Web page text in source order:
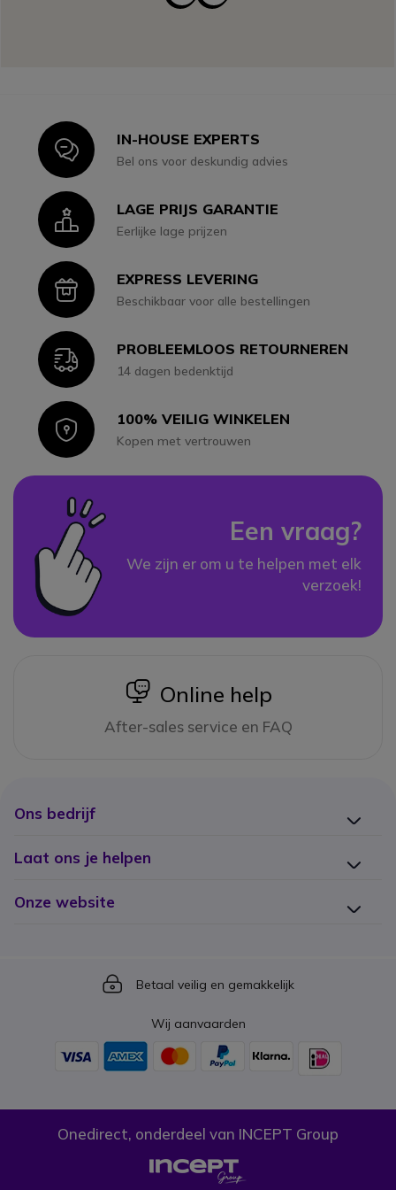
IconIN-HOUSE EXPERTS
Bel ons voor deskundig advies
IconLAGE PRIJS GARANTIE
Eerlijke lage prijzen
IconEXPRESS LEVERING
Beschikbaar voor alle bestellingen
IconPROBLEEMLOOS RETOURNEREN
14 dagen bedenktijd
Icon100% VEILIG WINKELEN
Kopen met vertrouwen
Een vraag?
We zijn er om u te helpen met elk
verzoek!
icon
Online help
After-sales service en FAQ
Ons bedrijf
Laat ons je helpen
Onze website
Icon
Betaal veilig en gemakkelijk
Wij aanvaarden
Onedirect, onderdeel van INCEPT Group